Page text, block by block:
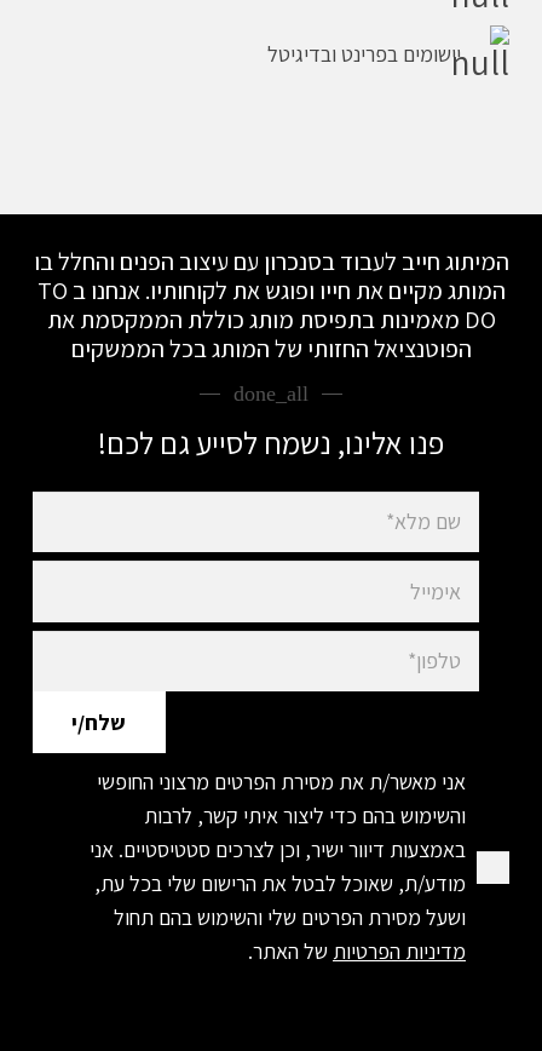
יישומים בפרינט ובדיגיטל
המיתוג חייב לעבוד בסנכרון עם עיצוב הפנים והחלל בו
המותג מקיים את חייו ופוגש את לקוחותיו. אנחנו ב TO
DO מאמינות בתפיסת מותג כוללת הממקסמת את
הפוטנציאל החזותי של המותג בכל הממשקים
done_all
פנו אלינו, נשמח לסייע גם לכם!
אני מאשר/ת את מסירת הפרטים מרצוני החופשי
והשימוש בהם כדי ליצור איתי קשר, לרבות
באמצעות דיוור ישיר, וכן לצרכים סטטיסטיים. אני
מודע/ת, שאוכל לבטל את הרישום שלי בכל עת,
ושעל מסירת הפרטים שלי והשימוש בהם תחול
מדיניות הפרטיות של האתר.